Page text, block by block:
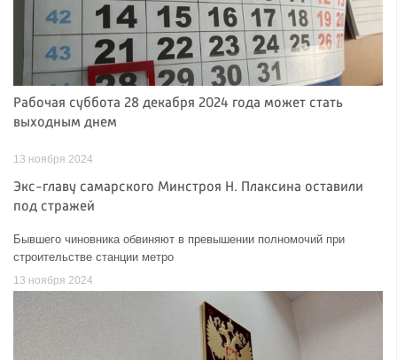
Рабочая суббота 28 декабря 2024 года может стать
выходным днем
13 ноября 2024
Экс-главу самарского Минстроя Н. Плаксина оставили
под стражей
Бывшего чиновника обвиняют в превышении полномочий при
строительстве станции метро
13 ноября 2024